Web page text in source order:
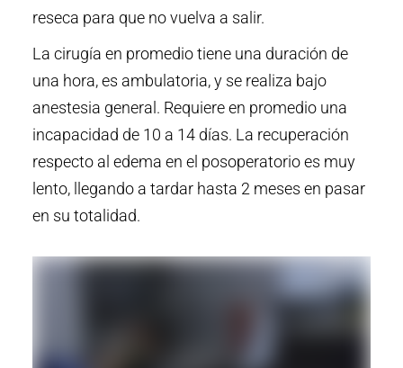
reseca para que no vuelva a salir.
La cirugía en promedio tiene una duración de
una hora, es ambulatoria, y se realiza bajo
anestesia general. Requiere en promedio una
incapacidad de 10 a 14 días. La recuperación
respecto al edema en el posoperatorio es muy
lento, llegando a tardar hasta 2 meses en pasar
en su totalidad.